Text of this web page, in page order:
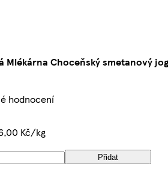
Mlékárna Choceňský smetanový
hodnocení
Kč/kg
Přidat